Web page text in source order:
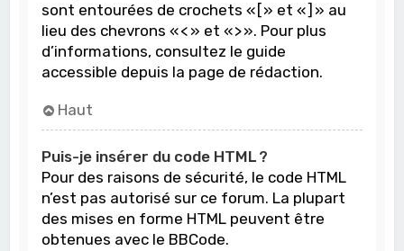
sont entourées de crochets « [ » et « ] » au
lieu des chevrons « < » et « > ». Pour plus
d’informations, consultez le guide
accessible depuis la page de rédaction.
Haut
Puis-je insérer du code HTML ?
Pour des raisons de sécurité, le code HTML
n’est pas autorisé sur ce forum. La plupart
des mises en forme HTML peuvent être
obtenues avec le BBCode.